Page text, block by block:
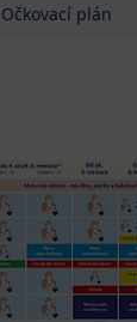
Očkovací plán